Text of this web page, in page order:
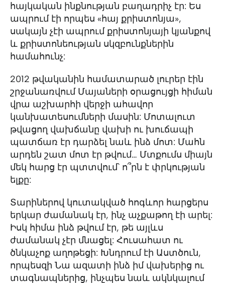
հայկական ինքնության բաղադրիչ էր: Ես
ապրում էի որպես «հայ քրիստոնյա»,
սակայն չէի ապրում քրիստոնյայի կյանքով
և քրիստոնեության սկզբունքներին
համահունչ:
2012 թվականին համատարած լուրեր էին
շրջանառվում Մայաների օրացույցի հիման
վրա աշխարհի վերջի ահավոր
կանխատեսումների մասին: Մոտալուտ
թվացող վախճանը վախի ու խուճապի
պատճառ էր դարձել նաև ինձ մոտ: Մահն
արդեն շատ մոտ էր թվում… Մտքումս միայն
մեկ հարց էր պտտվում՝ ո՞րն է փրկության
ելքը:
Տարիներով կուտակված հոգևոր հարցերս
երկար ժամանակ էր, ինչ աչքաթող էի արել:
Իսկ հիմա ինձ թվում էր, թե այլևս
ժամանակ չէր մնացել: Հուսահատ ու
ծնկաչոք աղոթեցի: Խնդրում էի Աստծուն,
որպեսզի Նա ազատի ինձ իմ վախերից ու
տագնապներից, ինչպես նաև ակնկալում